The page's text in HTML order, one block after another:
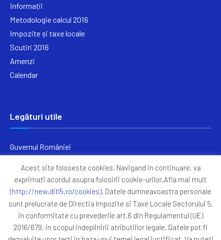
Informații
Metodologie calcul 2016
Impozite și taxe locale
Scutiri 2016
Amenzi
Calendar
Legături utile
Guvernul României
Primăria Sectorul 5
ANAF
Protocoale
GDPR
Acest site foloseste cookies. Navigand in continuare, va
exprimati acordul asupra folosirii cookie-urilor.Afla mai mult
(http://new.ditl5.ro/cookies). Datele dumneavoastra personale
sunt prelucrate de Directia Impozite si Taxe Locale Sectorului 5,
in conformitate cu prevederile art.6 din Regulamentul (UE)
2016/679, in scopul indeplinirii atributiilor legale. Datele pot fi